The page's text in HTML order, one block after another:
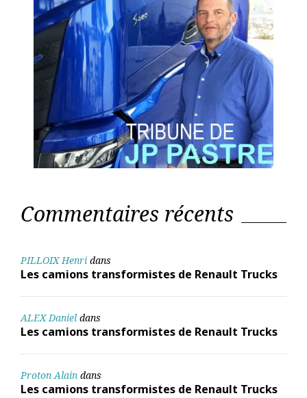
Commentaires récents
PILLOIX Henri dans
Les camions transformistes de Renault Trucks
ALEX Daniel dans
Les camions transformistes de Renault Trucks
Proton Alain dans
Les camions transformistes de Renault Trucks